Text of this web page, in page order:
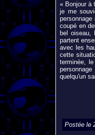
« Bonjour à
je me
coupé en
bel oiseau,
partent
avec les
cette
terminée,
quelqu'un
Postée le